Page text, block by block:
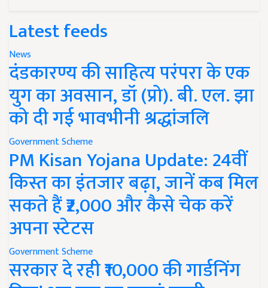
Latest feeds
News
दंडकारण्य की साहित्य परंपरा के एक
युग का अवसान, डॉ (प्रो). बी. एल. झा
को दी गई भावभीनी श्रद्धांजलि
Government Scheme
PM Kisan Yojana Update: 24वीं
किस्त का इंतजार बढ़ा, जानें कब मिल
सकते हैं ₹2,000 और कैसे चेक करें
अपना स्टेटस
Government Scheme
सरकार दे रही ₹10,000 की गार्डनिंग